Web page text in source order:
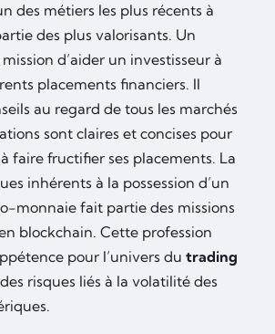
des métiers les plus récents à
des plus valorisants. Un
d’aider un investisseur à
placements financiers. Il
au regard de tous les marchés
sont claires et concises pour
faire fructifier ses placements. La
inhérents à la possession d’un
monnaie fait partie des missions
blockchain. Cette profession
pour l’univers du trading
risques liés à la volatilité des